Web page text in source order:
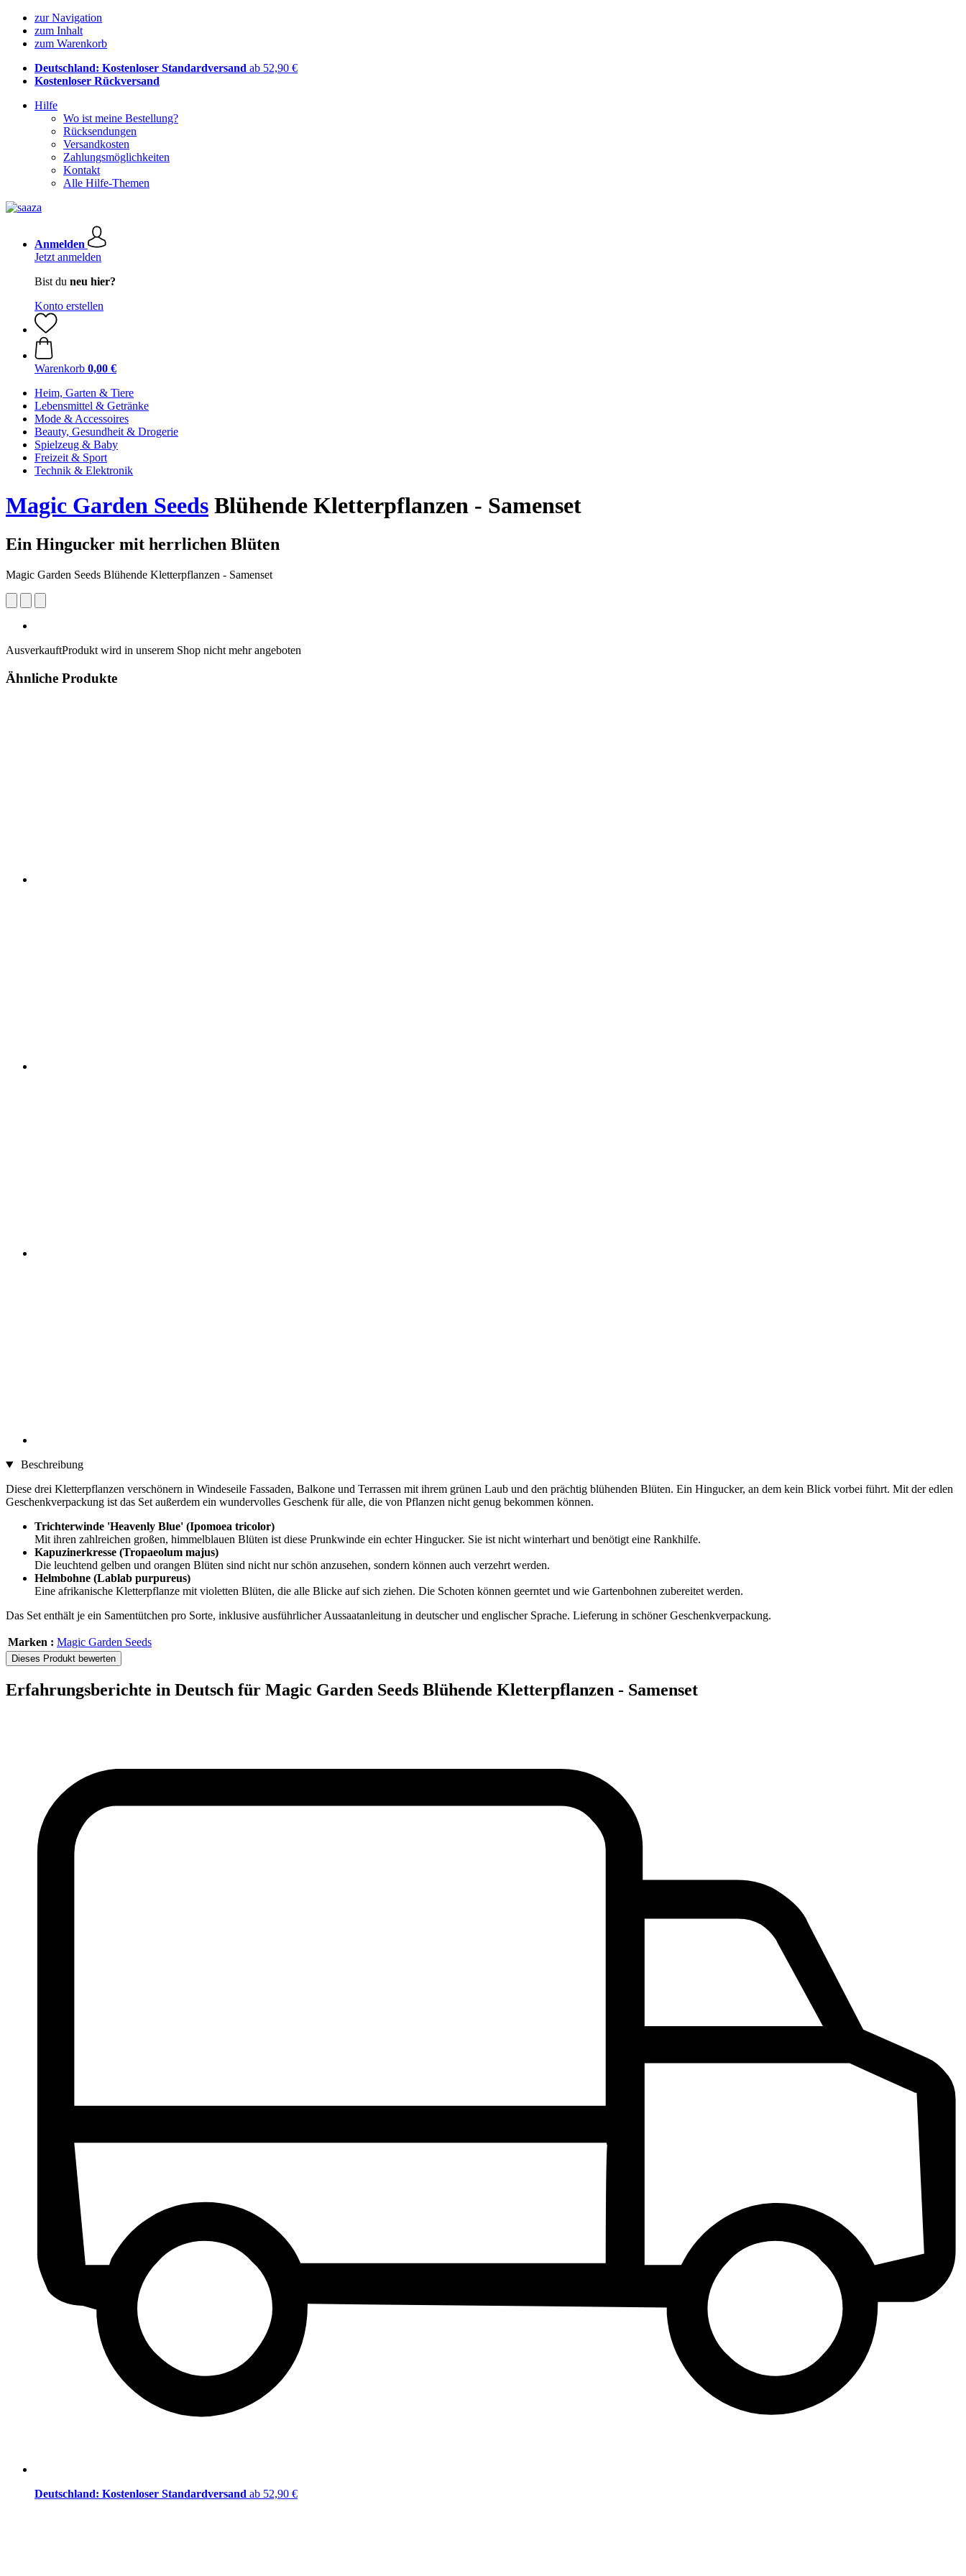
zur Navigation
zum Inhalt
zum Warenkorb
Deutschland: Kostenloser Standardversand ab 52,90 €
Kostenloser Rückversand
Hilfe
Wo ist meine Bestellung?
Rücksendungen
Versandkosten
Zahlungsmöglichkeiten
Kontakt
Alle Hilfe-Themen
Anmelden
Jetzt anmelden
Bist du neu hier?
Konto erstellen
Warenkorb 0,00 €
Heim, Garten & Tiere
Lebensmittel & Getränke
Mode & Accessoires
Beauty, Gesundheit & Drogerie
Spielzeug & Baby
Freizeit & Sport
Technik & Elektronik
Magic Garden Seeds Blühende Kletterpflanzen - Samenset
Ein Hingucker mit herrlichen Blüten
Magic Garden Seeds Blühende Kletterpflanzen - Samenset
AusverkauftProdukt wird in unserem Shop nicht mehr angeboten
Ähnliche Produkte
Beschreibung
Diese drei Kletterpflanzen verschönern in Windeseile Fassaden, Balkone und Terrassen mit ihrem grünen Laub und den prächtig blühenden Blüten. Ein Hingucker, an dem kein Blick vorbei führt. Mit der edlen
Geschenkverpackung ist das Set außerdem ein wundervolles Geschenk für alle, die von Pflanzen nicht genug bekommen können.
Trichterwinde 'Heavenly Blue' (Ipomoea tricolor)
Mit ihren zahlreichen großen, himmelblauen Blüten ist diese Prunkwinde ein echter Hingucker. Sie ist nicht winterhart und benötigt eine Rankhilfe.
Kapuzinerkresse (Tropaeolum majus)
Die leuchtend gelben und orangen Blüten sind nicht nur schön anzusehen, sondern können auch verzehrt werden.
Helmbohne (Lablab purpureus)
Eine afrikanische Kletterpflanze mit violetten Blüten, die alle Blicke auf sich ziehen. Die Schoten können geerntet und wie Gartenbohnen zubereitet werden.
Das Set enthält je ein Samentütchen pro Sorte, inklusive ausführlicher Aussaatanleitung in deutscher und englischer Sprache. Lieferung in schöner Geschenkverpackung.
Marken : Magic Garden Seeds
Dieses Produkt bewerten
Erfahrungsberichte in Deutsch für Magic Garden Seeds Blühende Kletterpflanzen - Samenset
Deutschland: Kostenloser Standardversand ab 52,90 €